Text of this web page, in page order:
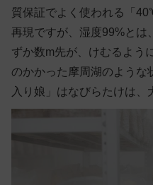
質保証でよく使われる「
再現ですが、湿度99%とは
ずか数m先が、けむるよう
のかかった摩周湖のような
入り娘」はなびらたけは、